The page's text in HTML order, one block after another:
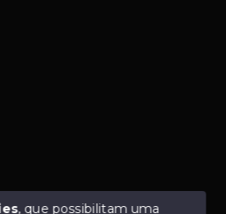
, que possibilitam uma